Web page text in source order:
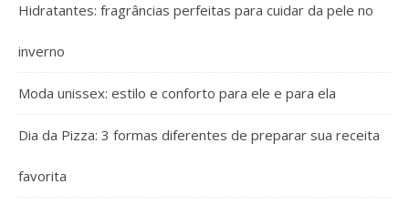
Hidratantes: fragrâncias perfeitas para cuidar da pele no
inverno
Moda unissex: estilo e conforto para ele e para ela
Dia da Pizza: 3 formas diferentes de preparar sua receita
favorita